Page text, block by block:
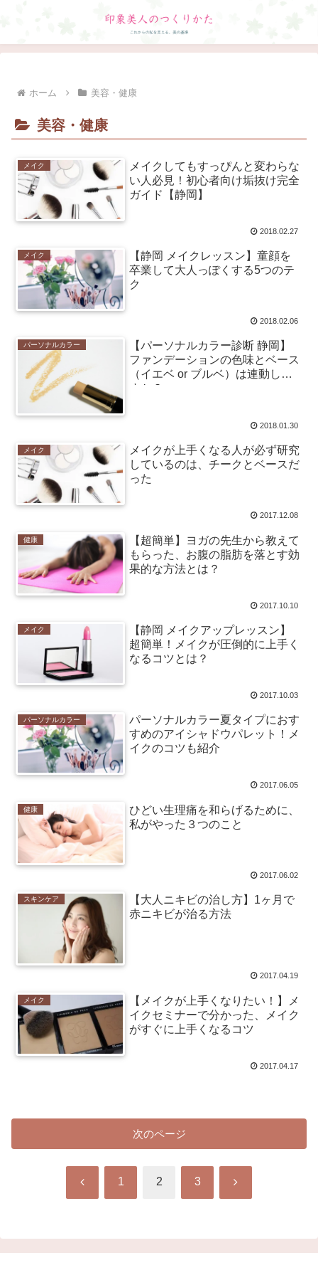
ホーム 美容・健康
美容・健康
メイク
メイクしてもすっぴんと変わらな
い人必見！初心者向け垢抜け完全
ガイド【静岡】
2018.02.27
メイク
【静岡 メイクレッスン】童顔を
卒業して大人っぽくする5つのテ
ク
2018.02.06
パーソナルカラー
【パーソナルカラー診断 静岡】
ファンデーションの色味とベース
（イエベ or ブルベ）は連動しま
すか？
2018.01.30
メイク
メイクが上手くなる人が必ず研究
しているのは、チークとベースだ
った
2017.12.08
健康
【超簡単】ヨガの先生から教えて
もらった、お腹の脂肪を落とす効
果的な方法とは？
2017.10.10
メイク
【静岡 メイクアップレッスン】
超簡単！メイクが圧倒的に上手く
なるコツとは？
2017.10.03
パーソナルカラー
パーソナルカラー夏タイプにおす
すめのアイシャドウパレット！メ
イクのコツも紹介
2017.06.05
健康
ひどい生理痛を和らげるために、
私がやった３つのこと
2017.06.02
スキンケア
【大人ニキビの治し方】1ヶ月で
赤ニキビが治る方法
2017.04.19
メイク
【メイクが上手くなりたい！】メ
イクセミナーで分かった、メイク
がすぐに上手くなるコツ
2017.04.17
次のページ
前 1 2 3 次